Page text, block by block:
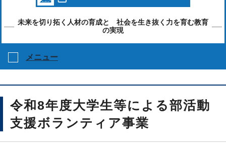
未来を切り拓く人材の育成と 社会を生き抜く力を育む教育
の実現
メニュー
令和8年度大学生等による部活動
支援ボランティア事業